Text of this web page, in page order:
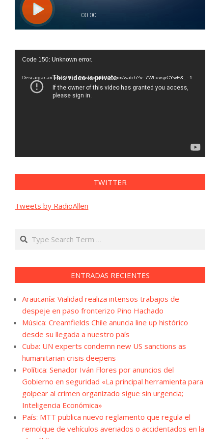
Reproductor
vídeo
Code 150: Unknown error.
Descargar archivo: https://www.youtube.com/watch?v=7WLuvspCYwE&_=1
TWITTER
Tweets by RadioAllen
Search
ENTRADAS RECIENTES
Araucanía: Vialidad realiza intensos trabajos de
despeje en paso fronterizo Pino Hachado
Música: Creamfields Chile anuncia line up histórico
desde su llegada a nuestro país
Cuba: UN experts condemn new US sanctions as
humanitarian crisis deepens
Política: Senador Iván Flores por anuncios del
Gobierno en seguridad «La principal herramienta para
golpear al crimen organizado sigue sin urgencia;
Inteligencia Económica»
País: MTT publica nuevo reglamento que regula el
remolque de vehículos averiados o accidentados en la